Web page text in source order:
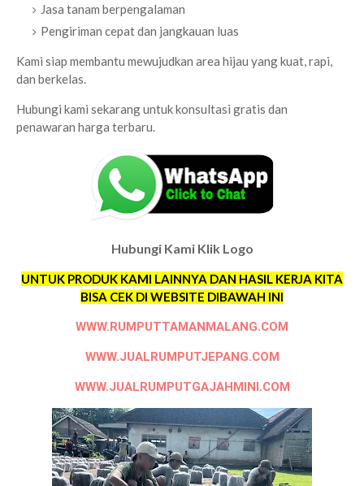
Jasa tanam berpengalaman
Pengiriman cepat dan jangkauan luas
Kami siap membantu mewujudkan area hijau yang kuat, rapi,
dan berkelas.
Hubungi kami sekarang untuk konsultasi gratis dan
penawaran harga terbaru.
Hubungi Kami Klik Logo
UNTUK PRODUK KAMI LAINNYA DAN HASIL KERJA KITA
BISA CEK DI WEBSITE DIBAWAH INI
WWW.RUMPUTTAMANMALANG.COM
WWW.JUALRUMPUTJEPANG.COM
WWW.JUALRUMPUTGAJAHMINI.COM